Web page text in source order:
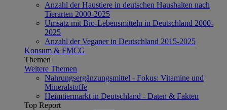
Anzahl der Haustiere in deutschen Haushalten nach
Tierarten 2000-2025
Umsatz mit Bio-Lebensmitteln in Deutschland 2000-
2025
Anzahl der Veganer in Deutschland 2015-2025
Konsum & FMCG
Themen
Weitere Themen
Nahrungsergänzungsmittel - Fokus: Vitamine und
Mineralstoffe
Heimtiermarkt in Deutschland - Daten & Fakten
Top Report